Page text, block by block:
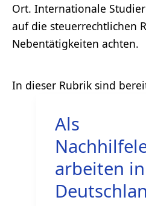
Ort. Internationale
auf die steuerrechtlichen
Nebentätigkeiten achten.
Als
arbeiten in